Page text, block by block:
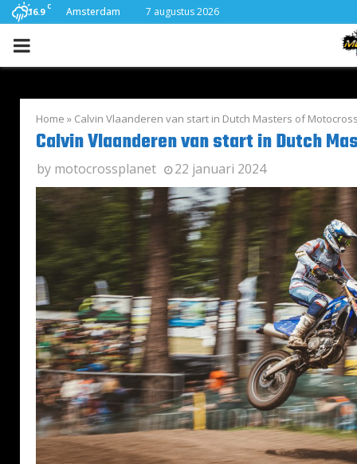
16.9 C Amsterdam 7 augustus 2026
PRIMARY
Home » Calvin Vlaanderen van start in Dutch Masters of
Calvin Vlaanderen van start in Dutch
by motocrossplanet 22 januari 2024